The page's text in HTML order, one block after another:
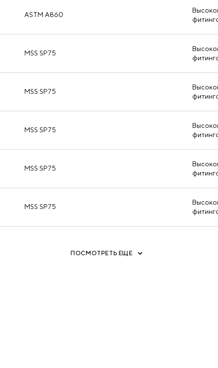
ASTM A860
MSS SP75
MSS SP75
MSS SP75
MSS SP75
MSS SP75
ПОСМОТРЕТЬ ЕЩЕ